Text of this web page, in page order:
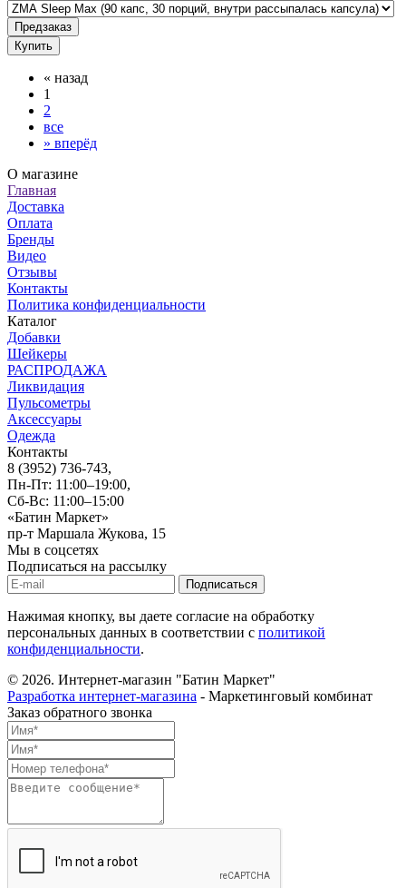
Предзаказ
Купить
« назад
1
2
все
» вперёд
О магазине
Главная
Доставка
Оплата
Бренды
Видео
Отзывы
Контакты
Политика конфиденциальности
Каталог
Добавки
Шейкеры
РАСПРОДАЖА
Ликвидация
Пульсометры
Аксессуары
Одежда
Контакты
8 (3952) 736-743,
Пн-Пт: 11:00–19:00,
Сб-Вс: 11:00–15:00
«Батин Маркет»
пр-т Маршала Жукова, 15
Мы в соцсетях
Подписаться на рассылку
Нажимая кнопку, вы даете согласие на обработку
персональных данных в соответствии с политикой
конфиденциальности.
© 2026. Интернет-магазин "Батин Маркет"
Разработка интернет-магазина - Маркетинговый комбинат
Заказ обратного звонка